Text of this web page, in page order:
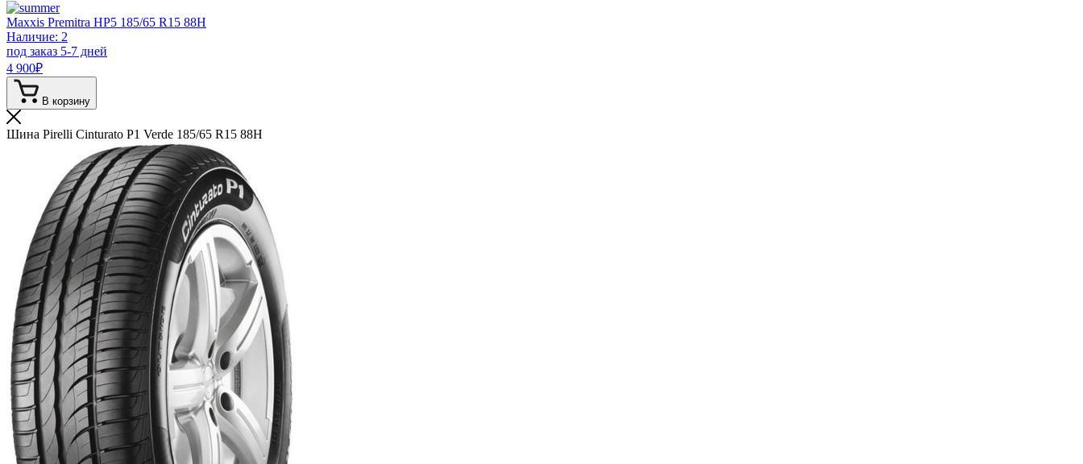
Maxxis Premitra HP5 185/65 R15 88H
Наличие: 2
под заказ 5-7 дней
4 900₽
В корзину
Шина Pirelli Cinturato P1 Verde 185/65 R15 88H